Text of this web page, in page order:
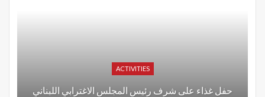
ACTIVITIES
حفل غذاء على شرف رئيس المجلس الاغترابي اللبناني